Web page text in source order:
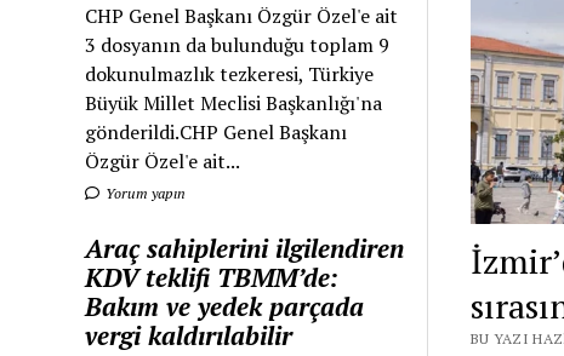
CHP Genel Başkanı Özgür Özel'e ait
3 dosyanın da bulunduğu toplam 9
dokunulmazlık tezkeresi, Türkiye
Büyük Millet Meclisi Başkanlığı'na
gönderildi.CHP Genel Başkanı
Özgür Özel'e ait...
Yorum yapın
Araç sahiplerini ilgilendiren
KDV teklifi TBMM’de:
Bakım ve yedek parçada
vergi kaldırılabilir
BU YAZI